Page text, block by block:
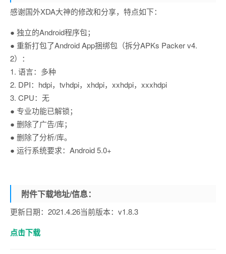
感谢国外XDA大神的修改和分享，特点如下：
● 独立的Android程序包；
● 重新打包了Android App捆绑包（拆分APKs Packer v4.
2）：
1. 语言：多种
2. DPI：hdpi，tvhdpi，xhdpi，xxhdpi，xxxhdpi
3. CPU：无
● 专业功能已解锁；
● 删除了广告/库；
● 删除了分析/库。
● 运行系统要求：Android 5.0+
附件下载地址/信息：
更新日期：2021.4.26当前版本：v1.8.3
点击下载